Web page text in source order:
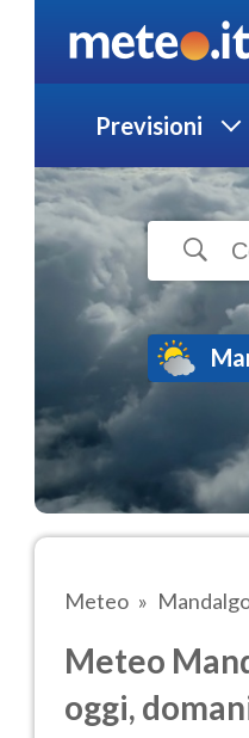
Previsioni
Meteo
Meteo
oggi,